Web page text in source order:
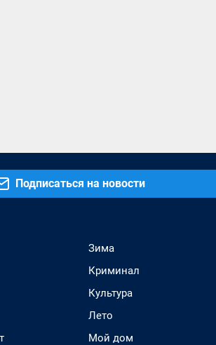
Подписаться на новости
Зима
Криминал
Культура
Лето
Мой дом